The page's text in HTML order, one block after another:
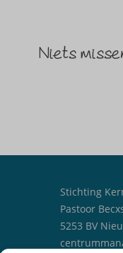
Niets
Stichting
Pastoor
5253 BV